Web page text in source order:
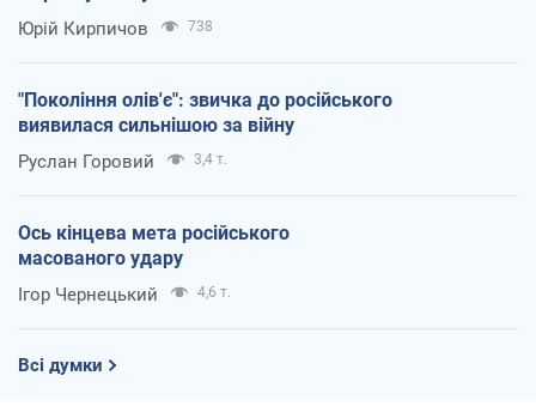
Юрій Кирпичов 738
"Покоління олів'є": звичка до російського
виявилася сильнішою за війну
Руслан Горовий 3,4 т.
Ось кінцева мета російського
масованого удару
Ігор Чернецький 4,6 т.
Всі думки